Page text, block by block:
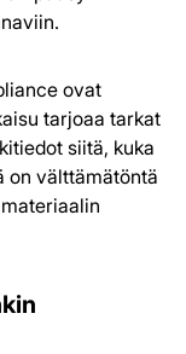
ovat
tarjoaa tarkat
siitä, kuka
on välttämätöntä